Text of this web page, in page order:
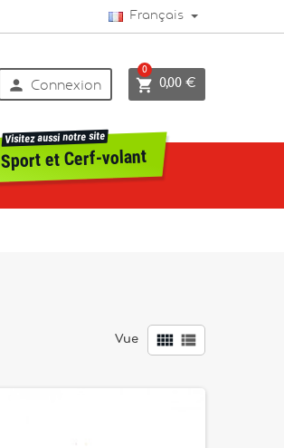
Français
 Connexion  0,00 €
0
Sport et Cerf-volant
Visitez aussi notre site
Vue  